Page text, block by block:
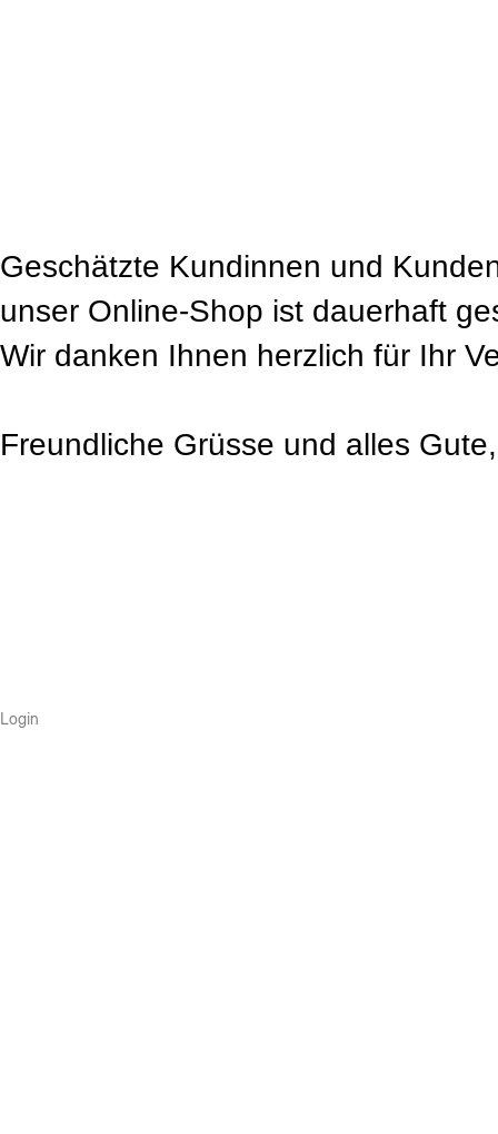
Geschätzte Kundinnen und
unser Online-Shop ist dauerhaft
Wir danken Ihnen herzlich für Ihr
Freundliche Grüsse und alles
Login